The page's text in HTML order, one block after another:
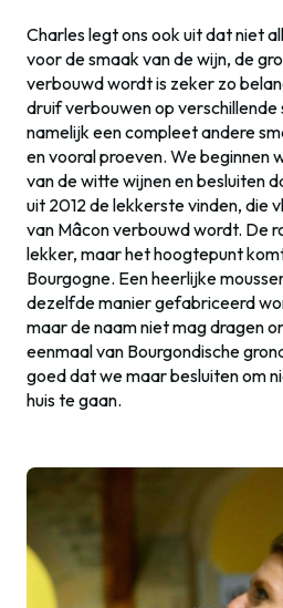
Charles legt ons ook uit dat niet
voor de smaak van de wijn, de
verbouwd wordt is zeker zo
druif verbouwen op
namelijk een compleet andere
en vooral proeven. We beginnen
van de witte wijnen en besluiten
uit 2012 de lekkerste vinden, die
van Mâcon verbouwd wordt. De
lekker, maar het hoogtepunt
Bourgogne. Een heerlijke
dezelfde manier gefabriceerd
maar de naam niet mag dragen
eenmaal van Bourgondische
goed dat we maar besluiten om
huis te gaan.